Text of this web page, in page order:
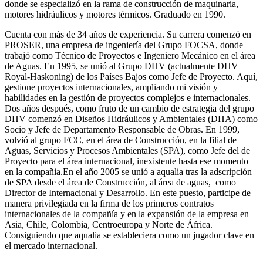
donde se especializó en la rama de construcción de maquinaria,
motores hidráulicos y motores térmicos. Graduado en 1990.
Cuenta con más de 34 años de experiencia. Su carrera comenzó en
PROSER, una empresa de ingeniería del Grupo FOCSA, donde
trabajó como Técnico de Proyectos e Ingeniero Mecánico en el área
de Aguas. En 1995, se unió al Grupo DHV (actualmente DHV
Royal-Haskoning) de los Países Bajos como Jefe de Proyecto. Aquí,
gestione proyectos internacionales, ampliando mi visión y
habilidades en la gestión de proyectos complejos e internacionales.
Dos años después, como fruto de un cambio de estrategia del grupo
DHV comenzó en Diseños Hidráulicos y Ambientales (DHA) como
Socio y Jefe de Departamento Responsable de Obras. En 1999,
volvió al grupo FCC, en el área de Construcción, en la filial de
Aguas, Servicios y Procesos Ambientales (SPA), como Jefe del de
Proyecto para el área internacional, inexistente hasta ese momento
en la compañia.En el año 2005 se unió a aqualia tras la adscripción
de SPA desde el área de Construcción, al área de aguas, como
Director de Internacional y Desarrollo. En este puesto, participe de
manera privilegiada en la firma de los primeros contratos
internacionales de la compañía y en la expansión de la empresa en
Asia, Chile, Colombia, Centroeuropa y Norte de África.
Consiguiendo que aqualia se estableciera como un jugador clave en
el mercado internacional.